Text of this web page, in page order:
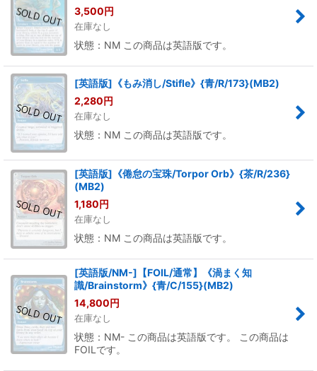
3,500円
在庫なし
状態：NM この商品は英語版です。
[英語版]《もみ消し/Stifle》{青/R/173}(MB2)
2,280円
在庫なし
状態：NM この商品は英語版です。
[英語版]《倦怠の宝珠/Torpor Orb》{茶/R/236}
(MB2)
1,180円
在庫なし
状態：NM この商品は英語版です。
[英語版/NM-]【FOIL/通常】《渦まく知
識/Brainstorm》{青/C/155}(MB2)
14,800円
在庫なし
状態：NM- この商品は英語版です。 この商品は
FOILです。